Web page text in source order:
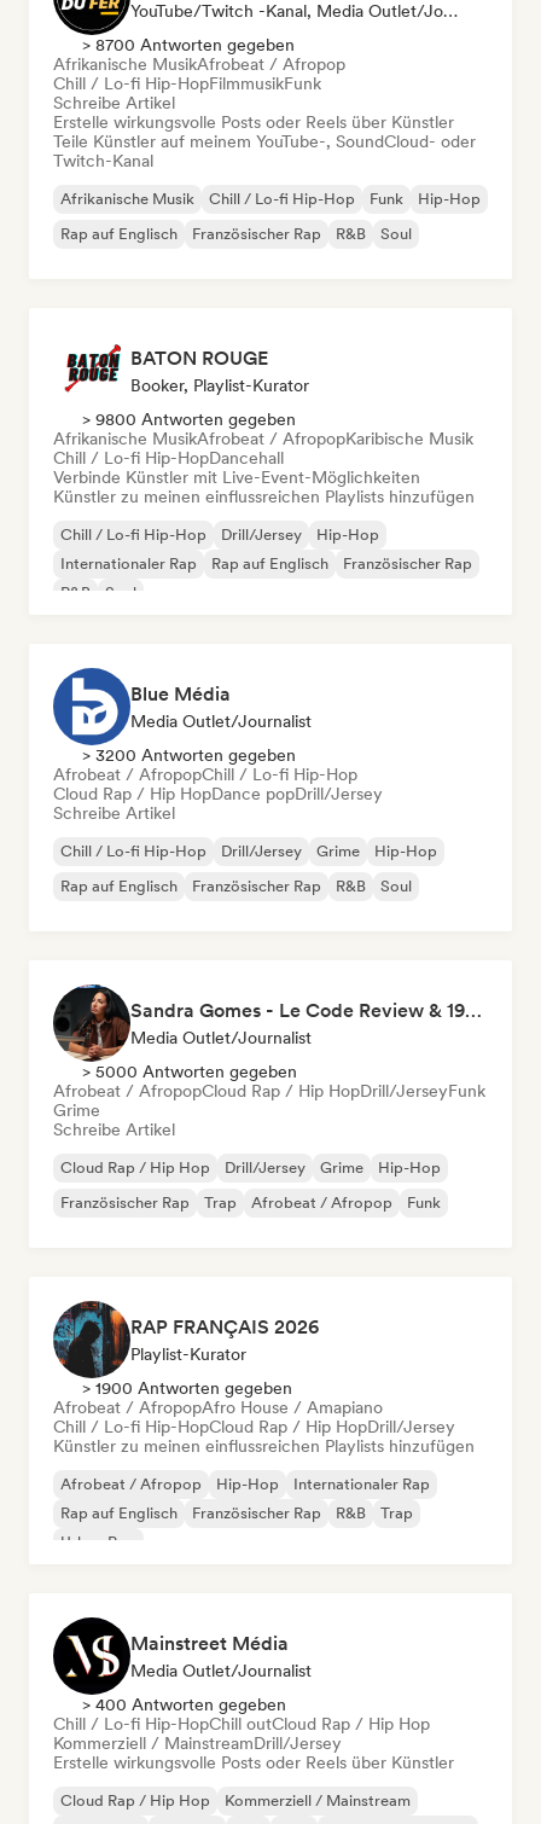
YouTube/Twitch -Kanal, Media Outlet/Journalist, Social Media Influencer
> 8700 Antworten gegeben
Afrikanische MusikAfrobeat / Afropop
Chill / Lo-fi Hip-HopFilmmusikFunk
Schreibe Artikel
Erstelle wirkungsvolle Posts oder Reels über Künstler
Teile Künstler auf meinem YouTube-, SoundCloud- oder
Twitch-Kanal
Afrikanische Musik Chill / Lo-fi Hip-Hop Funk
Hip-Hop
Rap auf Englisch
Französischer Rap R&B Soul
BATON ROUGE
Booker, Playlist-Kurator
> 9800 Antworten gegeben
Afrikanische MusikAfrobeat / AfropopKaribische Musik
Chill / Lo-fi Hip-HopDancehall
Verbinde Künstler mit Live-Event-Möglichkeiten
Künstler zu meinen einflussreichen Playlists hinzufügen
Chill / Lo-fi Hip-Hop Drill/Jersey
Hip-Hop
Internationaler Rap
Rap auf Englisch
Französischer Rap
R&B
Soul
Blue Média
Media Outlet/Journalist
> 3200 Antworten gegeben
Afrobeat / AfropopChill / Lo-fi Hip-Hop
Cloud Rap / Hip HopDance popDrill/Jersey
Schreibe Artikel
Chill / Lo-fi Hip-Hop Drill/Jersey Grime
Hip-Hop
Rap auf Englisch
Französischer Rap R&B Soul
Sandra Gomes - Le Code Review & 1993initiales
Media Outlet/Journalist
> 5000 Antworten gegeben
Afrobeat / AfropopCloud Rap / Hip HopDrill/JerseyFunk
Grime
Schreibe Artikel
Cloud Rap / Hip Hop Drill/Jersey Grime
Hip-Hop
Französischer Rap
Trap Afrobeat / Afropop Funk
RAP FRANÇAIS 2026
Playlist-Kurator
> 1900 Antworten gegeben
Afrobeat / AfropopAfro House / Amapiano
Chill / Lo-fi Hip-HopCloud Rap / Hip HopDrill/Jersey
Künstler zu meinen einflussreichen Playlists hinzufügen
Afrobeat / Afropop Hip-Hop
Internationaler Rap
Rap auf Englisch
Französischer Rap R&B
Trap
Urban Pop
Mainstreet Média
Media Outlet/Journalist
> 400 Antworten gegeben
Chill / Lo-fi Hip-HopChill outCloud Rap / Hip Hop
Kommerziell / MainstreamDrill/Jersey
Erstelle wirkungsvolle Posts oder Reels über Künstler
Cloud Rap / Hip Hop
Kommerziell / Mainstream